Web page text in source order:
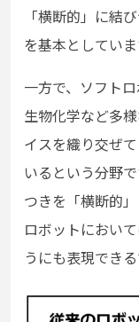
「横断的」に結
を基本としていま
一方で、ソフト
生物化学など多
イスを織り交ぜ
いるという分野
つきを「横断的
ロボットにおい
うにも表現でき